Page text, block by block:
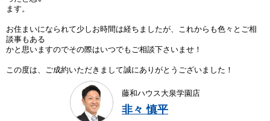
ます。
お住まいになられて少しお時間は経ちましたが、これからも色々とご相
談事もある
かと思いますのでその際はいつでもご相談下さいませ！
この度は、ご成約いただきまして誠にありがとうございました！
藤和ハウス大泉学園店
非々 慎平